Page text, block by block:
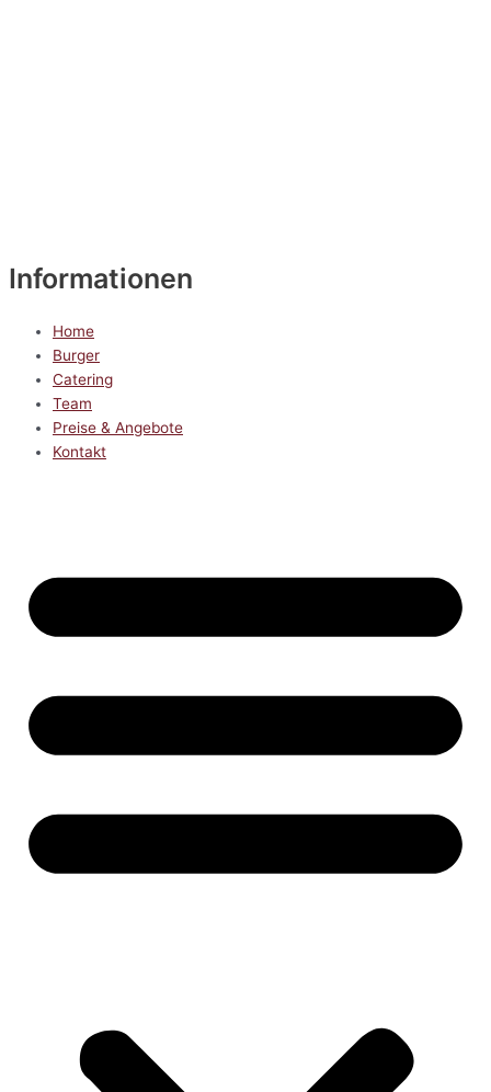
Informationen
Home
Burger
Catering
Team
Preise & Angebote
Kontakt